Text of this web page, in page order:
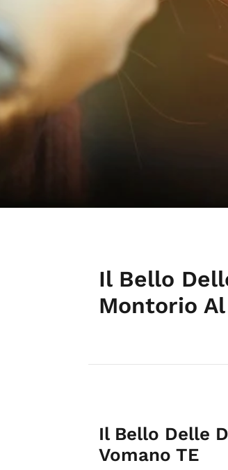
Il Bello
Montorio Al
Il Bello Delle
Vomano TE